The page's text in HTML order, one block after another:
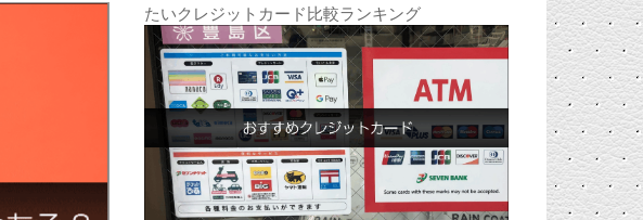
たいクレジットカード比較ランキング